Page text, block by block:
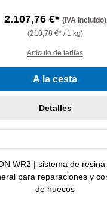
2.107,76 €* (IVA incluido)
(210,78 €* / 1 kg)
Artículo de tarifas
A la cesta
Detalles